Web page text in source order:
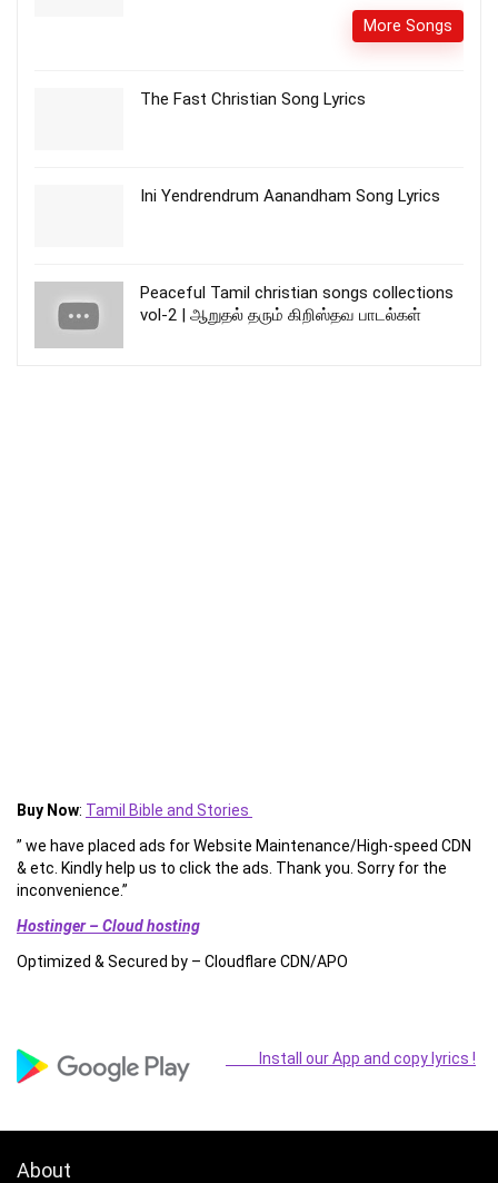
More Songs
The Fast Christian Song Lyrics
Ini Yendrendrum Aanandham Song Lyrics
Peaceful Tamil christian songs collections
vol-2 | ஆறுதல் தரும் கிறிஸ்தவ பாடல்கள்
Buy Now: Tamil Bible and Stories
” we have placed ads for Website Maintenance/High-speed CDN
& etc. Kindly help us to click the ads. Thank you. Sorry for the
inconvenience.”
Hostinger – Cloud hosting
Optimized & Secured by – Cloudflare CDN/APO
Install our App and copy lyrics !
About